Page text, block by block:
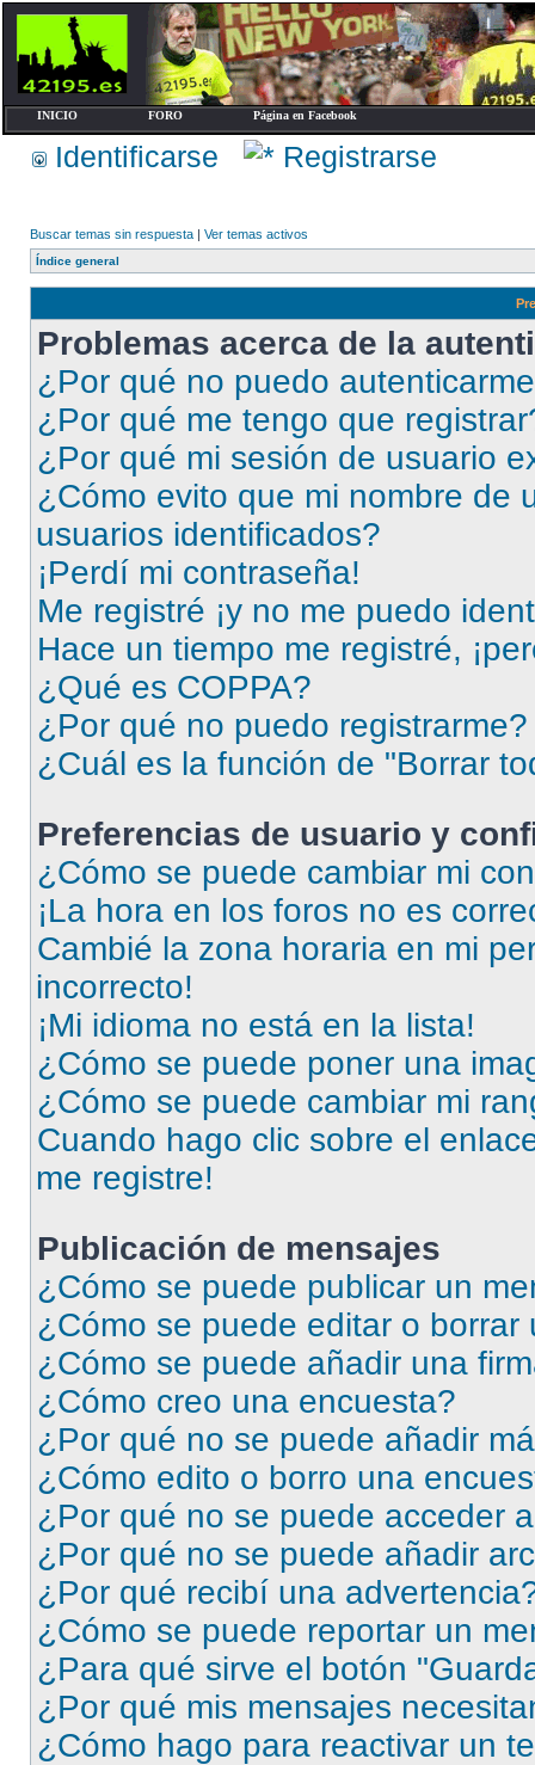
INICIO FORO Página en Facebook
Identificarse Registrarse
Buscar temas sin respuesta | Ver temas activos
Índice general
Problemas acerca de la
¿Por qué no puedo
¿Por qué me tengo que
¿Por qué mi sesión de usuario
¿Cómo evito que mi nombre de
usuarios identificados?
¡Perdí mi contraseña!
Me registré ¡y no me puedo
Hace un tiempo me registré,
¿Qué es COPPA?
¿Por qué no puedo registrarme?
¿Cuál es la función de "Borrar
Preferencias de usuario y
¿Cómo se puede cambiar mi
¡La hora en los foros no es
Cambié la zona horaria en mi
incorrecto!
¡Mi idioma no está en la lista!
¿Cómo se puede poner una
¿Cómo se puede cambiar mi
Cuando hago clic sobre el
me registre!
Publicación de mensajes
¿Cómo se puede publicar un
¿Cómo se puede editar o borrar
¿Cómo se puede añadir una
¿Cómo creo una encuesta?
¿Por qué no se puede añadir
¿Cómo edito o borro una
¿Por qué no se puede acceder
¿Por qué no se puede añadir
¿Por qué recibí una
¿Cómo se puede reportar un
¿Para qué sirve el botón
¿Por qué mis mensajes
¿Cómo hago para reactivar un